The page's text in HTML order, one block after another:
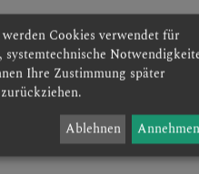
Gastchor
Cookies verwendet für
systemtechnische
Ihre Zustimmung später
Ablehnen Annehmen